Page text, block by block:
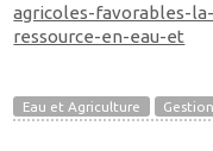
agricoles-favorables-
ressource-en-eau-et
Eau et Agriculture